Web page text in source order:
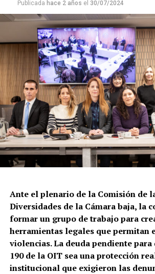
Publicada hace 2 años el 30/07/2024
Ante el plenario de la Comisión de
Diversidades de la Cámara baja, la
formar un grupo de trabajo para
herramientas legales que permitan
violencias. La deuda pendiente
190 de la OIT sea una protección
institucional que exigieron las